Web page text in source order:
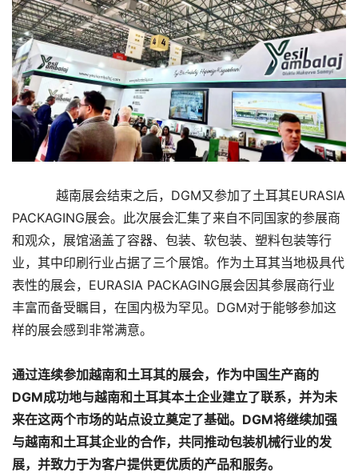
越南展会结束之后，DGM又参加了土耳其EURASIA
PACKAGING展会。此次展会汇集了来自不同国家的参展商
和观众，展馆涵盖了容器、包装、软包装、塑料包装等行
业，其中印刷行业占据了三个展馆。作为土耳其当地极具代
表性的展会，EURASIA PACKAGING展会因其参展商行业
丰富而备受瞩目，在国内极为罕见。DGM对于能够参加这
样的展会感到非常满意。
通过连续参加越南和土耳其的展会，作为中国生产商的
DGM成功地与越南和土耳其本土企业建立了联系，并为未
来在这两个市场的站点设立奠定了基础。DGM将继续加强
与越南和土耳其企业的合作，共同推动包装机械行业的发
展，并致力于为客户提供更优质的产品和服务。